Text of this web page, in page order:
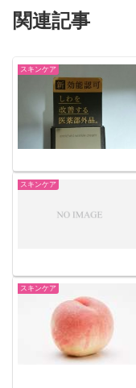
関連記事
スキンケア
スキンケア
スキンケア